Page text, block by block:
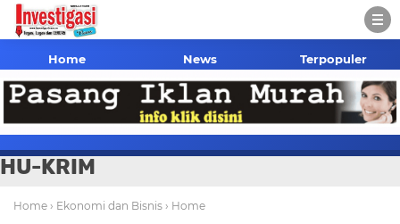
Home News Terpopuler
HU-KRIM
Home › Ekonomi dan Bisnis › Home